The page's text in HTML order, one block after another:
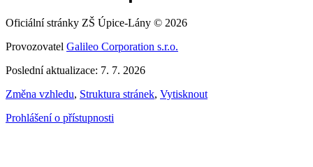
Oficiální stránky ZŠ Úpice-Lány © 2026
Provozovatel Galileo Corporation s.r.o.
Poslední aktualizace: 7. 7. 2026
Změna vzhledu, Struktura stránek, Vytisknout
Prohlášení o přístupnosti